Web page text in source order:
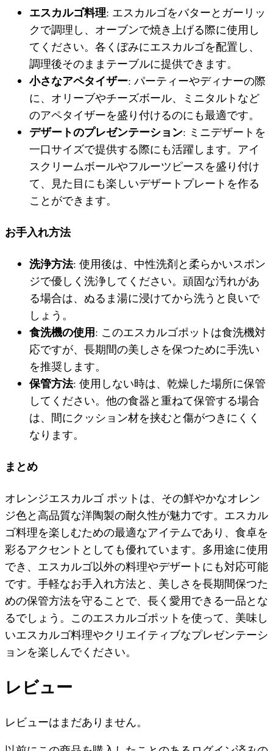
エスカルゴ料理: エスカルゴをバターとガーリッ
クで調理し、オーブンで焼き上げる際に使用し
てください。各くぼみにエスカルゴを配置し、
調理後そのままテーブルに提供できます。
小さなアペタイザー: パーティーやディナーの際
に、オリーブやチーズボール、ミニタルトなど
のアペタイザーを盛り付けるのにも最適です。
デザートのプレゼンテーション: ミニデザートを
一口サイズで提供する際にも活躍します。アイ
スクリームボールやフルーツピースを盛り付け
て、見た目にも楽しいデザートプレートを作る
ことができます。
お手入れ方法
洗浄方法: 使用後は、中性洗剤と柔らかいスポン
ジで優しく洗浄してください。頑固な汚れがあ
る場合は、ぬるま湯に浸けてから洗うと良いで
しょう。
食洗機の使用: このエスカルゴポットは食洗機対
応ですが、長期間の美しさを保つために手洗い
を推奨します。
保管方法: 使用しない時は、乾燥した場所に保管
してください。他の食器と重ねて保管する場合
は、間にクッション材を挟むと傷がつきにくく
なります。
まとめ
オレンジエスカルゴ ポットは、その鮮やかなオレン
ジ色と高品質な洋陶製の耐久性が魅力です。エスカル
ゴ料理を楽しむための最適なアイテムであり、食卓を
彩るアクセントとしても優れています。多用途に使用
でき、エスカルゴ以外の料理やデザートにも対応可能
です。手軽なお手入れ方法と、美しさを長期間保つた
めの保管方法を守ることで、長く愛用できる一品とな
るでしょう。このエスカルゴポットを使って、美味し
いエスカルゴ料理やクリエイティブなプレゼンテーシ
ョンを楽しんでください。
レビュー
レビューはまだありません。